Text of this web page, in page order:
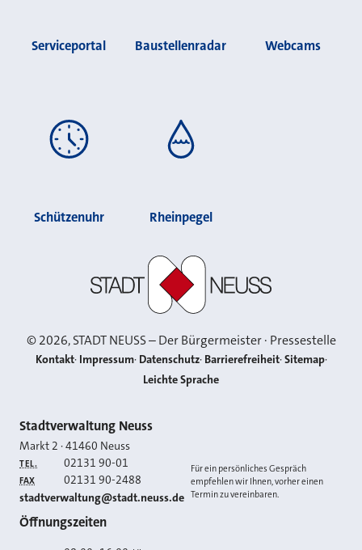
Serviceportal Baustellenradar Webcams
Schützenuhr Rheinpegel
©2026, STADT NEUSS – Der Bürgermeister · Pressestelle
Kontakt Impressum Datenschutz Barrierefreiheit Sitemap
Leichte Sprache
Kontakt
Stadtverwaltung Neuss
Markt 2 ·41460 Neuss
TEL. 02131 90-01
FAX 02131 90-2488
E-MAIL
stadtverwaltung@stadt.neuss.de
Für ein persönliches Gespräch
empfehlen wir Ihnen, vorher einen
Termin zu vereinbaren.
Öffnungszeiten